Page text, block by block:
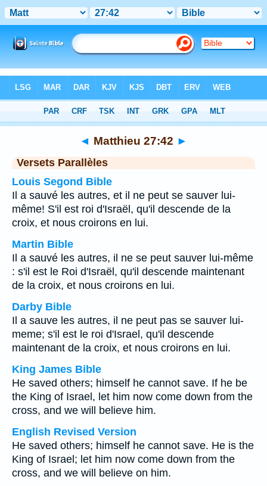
Chapitre 27> Verset 42
◄ Matthieu 27:42 ►
Versets Parallèles
Louis Segond Bible
Il a sauvé les autres, et il ne peut se sauver lui-
même! S'il est roi d'Israël, qu'il descende de la
croix, et nous croirons en lui.
Martin Bible
Il a sauvé les autres, il ne se peut sauver lui-même
: s'il est le Roi d'Israël, qu'il descende maintenant
de la croix, et nous croirons en lui.
Darby Bible
Il a sauve les autres, il ne peut pas se sauver lui-
meme; s'il est le roi d'Israel, qu'il descende
maintenant de la croix, et nous croirons en lui.
King James Bible
He saved others; himself he cannot save. If he be
the King of Israel, let him now come down from the
cross, and we will believe him.
English Revised Version
He saved others; himself he cannot save. He is the
King of Israel; let him now come down from the
cross, and we will believe on him.